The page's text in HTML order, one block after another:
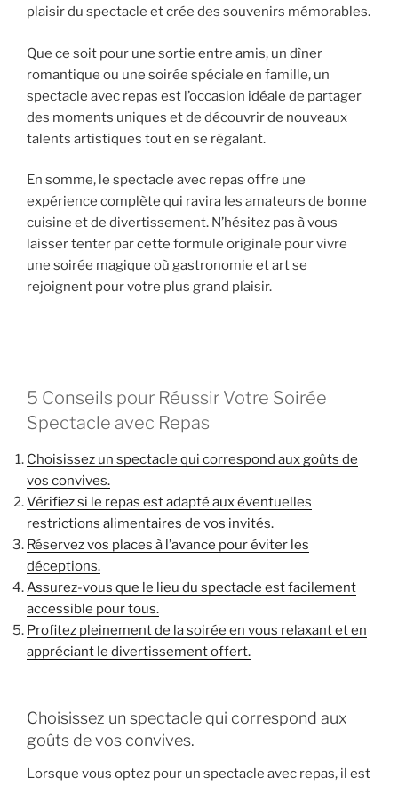
plaisir du spectacle et crée des souvenirs mémorables.
Que ce soit pour une sortie entre amis, un dîner
romantique ou une soirée spéciale en famille, un
spectacle avec repas est l’occasion idéale de partager
des moments uniques et de découvrir de nouveaux
talents artistiques tout en se régalant.
En somme, le spectacle avec repas offre une
expérience complète qui ravira les amateurs de bonne
cuisine et de divertissement. N’hésitez pas à vous
laisser tenter par cette formule originale pour vivre
une soirée magique où gastronomie et art se
rejoignent pour votre plus grand plaisir.
5 Conseils pour Réussir Votre Soirée
Spectacle avec Repas
Choisissez un spectacle qui correspond aux goûts de
vos convives.
Vérifiez si le repas est adapté aux éventuelles
restrictions alimentaires de vos invités.
Réservez vos places à l’avance pour éviter les
déceptions.
Assurez-vous que le lieu du spectacle est facilement
accessible pour tous.
Profitez pleinement de la soirée en vous relaxant et en
appréciant le divertissement offert.
Choisissez un spectacle qui correspond aux
goûts de vos convives.
Lorsque vous optez pour un spectacle avec repas, il est